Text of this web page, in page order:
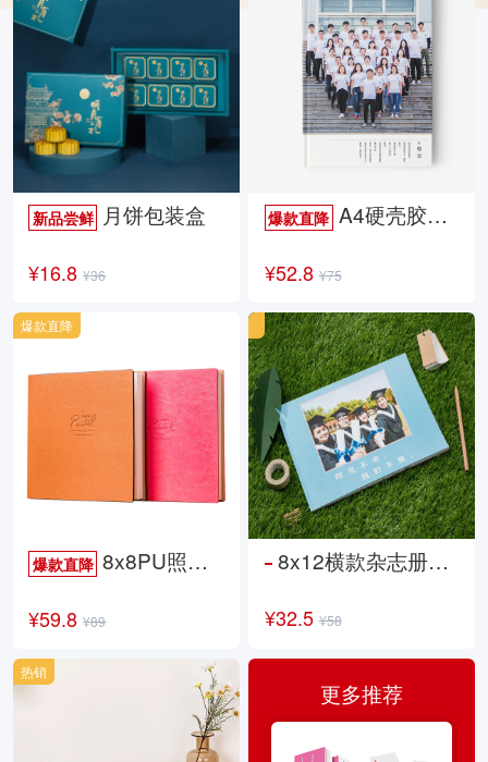
新品尝鲜 月饼包装盒
¥16.8 ¥36
爆款直降A4硬壳胶装照片书34p哑膜
¥52.8 ¥75
爆款直降 8x8PU照片书NewLife
¥59.8 ¥89
爆款直降
8x12横款杂志册26p
¥32.5 ¥58
热销
更多推荐